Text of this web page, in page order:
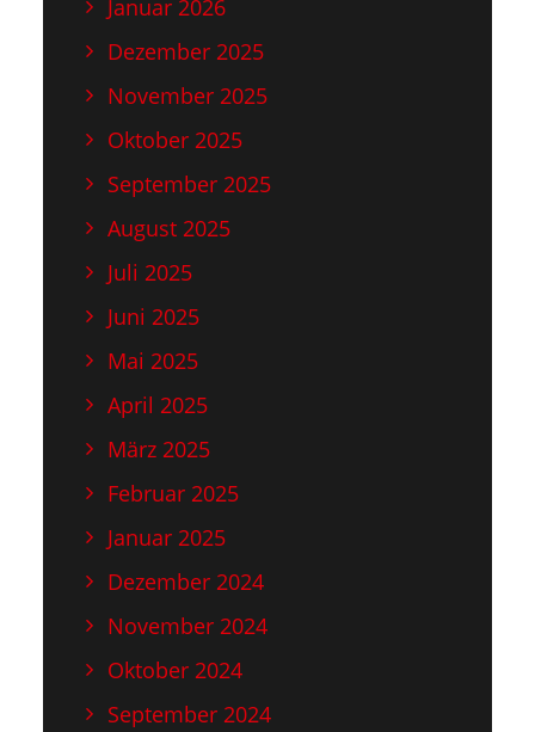
Januar 2026
Dezember 2025
November 2025
Oktober 2025
September 2025
August 2025
Juli 2025
Juni 2025
Mai 2025
April 2025
März 2025
Februar 2025
Januar 2025
Dezember 2024
November 2024
Oktober 2024
September 2024